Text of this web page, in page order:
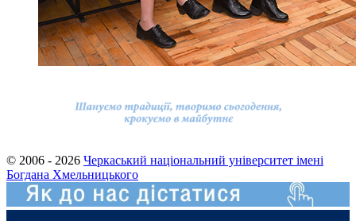
© 2006 - 2026 Черкаський національний університет імені
Богдана Хмельницького